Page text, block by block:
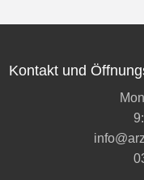
Kontakt und